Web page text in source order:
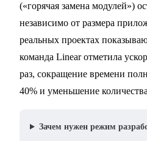
(«горячая замена модулей»)
независимо от размера
реальных проектах
команда Linear отметила
раз, сокращение времени
40% и уменьшение
Зачем нужен режим